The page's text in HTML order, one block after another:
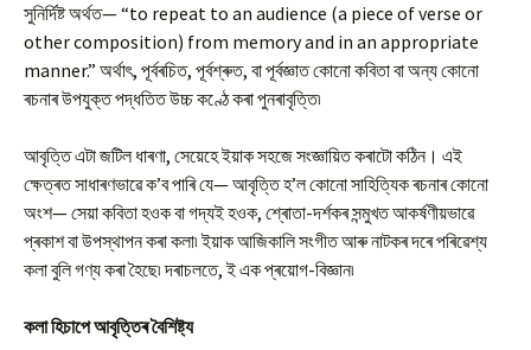
সুনিৰ্দিষ্ট অৰ্থত— “to repeat to an audience (a piece of verse or
other composition) from memory and in an appropriate
manner.” অৰ্থাৎ, পূৰ্বৰচিত, পূৰ্বশ্ৰুত, বা পূৰ্বজ্ঞাত কোনো কবিতা বা অন্য কোনো
ৰচনাৰ উপযুক্ত পদ্ধতিত উচ্চ কণ্ঠে কৰা পুনৰাবৃত্তি৷
আবৃত্তি এটা জটিল ধাৰণা, সেয়েহে ইয়াক সহজে সংজ্ঞায়িত কৰাটো কঠিন। এই
ক্ষেত্ৰত সাধাৰণভাৱে ক’ব পাৰি যে— আবৃত্তি হ’ল কোনো সাহিত্যিক ৰচনাৰ কোনো
অংশ— সেয়া কবিতা হওক বা গদ্যই হওক, শ্ৰোতা-দৰ্শকৰ সন্মুখত আকৰ্ষণীয়ভাৱে
প্ৰকাশ বা উপস্থাপন কৰা কলা৷ ইয়াক আজিকালি সংগীত আৰু নাটকৰ দৰে পৰিৱেশ্য
কলা বুলি গণ্য কৰা হৈছে৷ দৰাচলতে, ই এক প্ৰয়োগ-বিজ্ঞান৷
কলা হিচাপে আবৃত্তিৰ বৈশিষ্ট্য